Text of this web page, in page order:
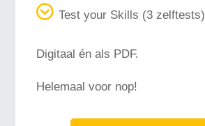
Test your Skills (3 zelftests)
Digitaal én als PDF.
Helemaal voor nop!